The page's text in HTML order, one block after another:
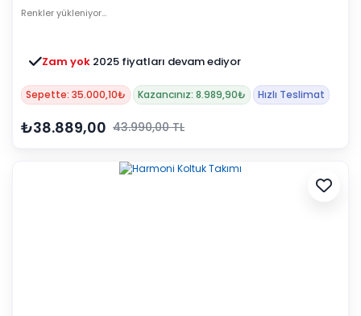
Renkler yükleniyor…
Zam yok 2025 fiyatları devam ediyor
Sepette: 35.000,10₺ Kazancınız: 8.989,90₺ Hızlı Teslimat
₺38.889,00 43.990,00 TL